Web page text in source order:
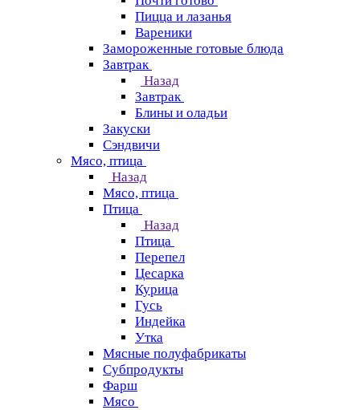
Пицца и лазанья
Вареники
Замороженные готовые блюда
Завтрак
Назад
Завтрак
Блины и оладьи
Закуски
Сэндвичи
Мясо, птица
Назад
Мясо, птица
Птица
Назад
Птица
Перепел
Цесарка
Курица
Гусь
Индейка
Утка
Мясные полуфабрикаты
Субпродукты
Фарш
Мясо